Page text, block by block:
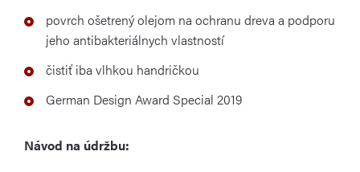
povrch ošetrený olejom na ochranu dreva a podporu
jeho antibakteriálnych vlastností
čistiť iba vlhkou handričkou
German Design Award Special 2019
Návod na údržbu: